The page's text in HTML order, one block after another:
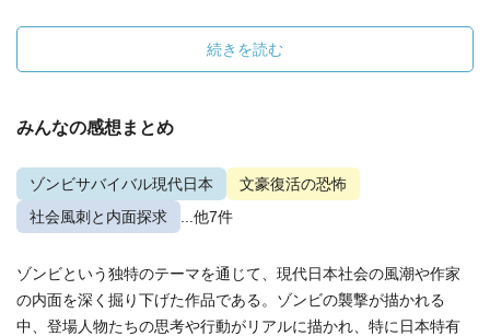
続きを読む
みんなの感想まとめ
ゾンビサバイバル現代日本
文豪復活の恐怖
社会風刺と内面探求
...他7件
ゾンビという独特のテーマを通じて、現代日本社会の風潮や作家
の内面を深く掘り下げた作品である。ゾンビの襲撃が描かれる
中、登場人物たちの思考や行動がリアルに描かれ、特に日本特有